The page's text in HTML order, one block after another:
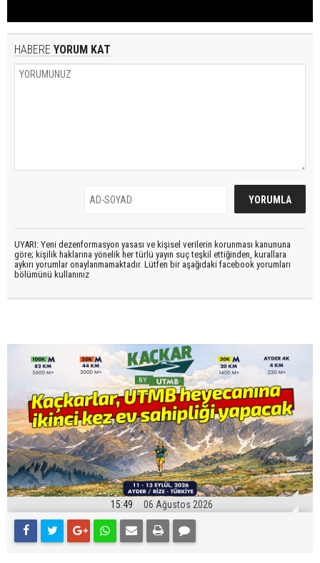
HABERE YORUM KAT
UYARI: Yeni dezenformasyon yasası ve kişisel verilerin korunması kanununa
göre; kişilik haklarına yönelik her türlü yayın suç teşkil ettiğinden, kurallara
aykırı yorumlar onaylanmamaktadır. Lütfen bir aşağıdaki facebook yorumları
bölümünü kullanınız
15:49 06 Ağustos 2026